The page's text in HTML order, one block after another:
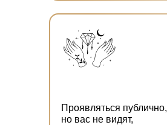
Проявляться публично,
но вас не видят,